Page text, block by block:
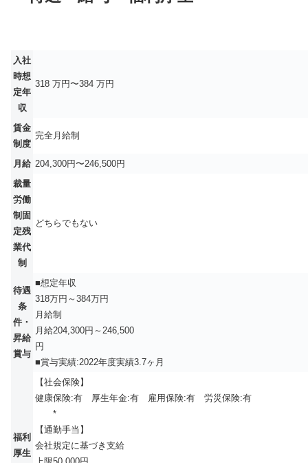
入社
時想
定年
収
318 万円〜384 万円
賃金
制度
完全月給制
月給 204,300円〜246,500円
裁量
労働
制固
定残
業代
制
どちらでもない
待遇
条
件・
昇給
賞与
■想定年収
318万円～384万円
月給制
月給204,300円～246,500
■賞与実績:2022年度実績3.7ヶ月
福利
厚生
【社会保険】
健康保険:有 厚生年金:有 雇用保険:有 労災保険:有
*
【通勤手当】
会社規定に基づき支給